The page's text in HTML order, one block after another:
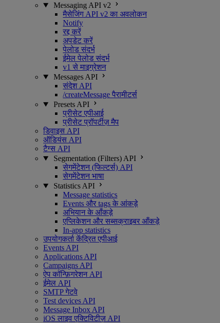
Messaging API v2
मैसेजिंग API v2 का अवलोकन
Notify
रद्द करें
अपडेट करें
पेलोड संदर्भ
ईमेल पेलोड संदर्भ
v1 से माइग्रेशन
Messages API
संदेश API
/createMessage पैरामीटर्स
Presets API
प्रीसेट एपीआई
प्रीसेट प्रॉपर्टीज़ मैप
डिवाइस API
ऑडियंस API
टैग्स API
Segmentation (Filters) API
सेगमेंटेशन (फिल्टर्स) API
सेगमेंटेशन भाषा
Statistics API
Message statistics
Events और tags के आंकड़े
अभियान के आँकड़े
एप्लिकेशन और सब्सक्राइबर आँकड़े
In-app statistics
उपयोगकर्ता केंद्रित एपीआई
Events API
Applications API
Campaigns API
ऐप कॉन्फ़िगरेशन API
ईमेल API
SMTP गेटवे
Test devices API
Message Inbox API
iOS लाइव एक्टिविटीज़ API